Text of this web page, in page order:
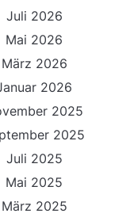
Juli 2026
Mai 2026
März 2026
2026
2025
2025
Juli 2025
Mai 2025
März 2025